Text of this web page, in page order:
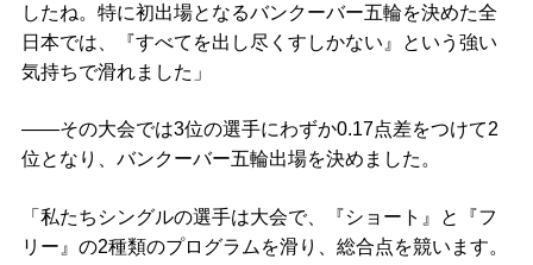
したね。特に初出場となるバンクーバー五輪を決めた全
日本では、『すべてを出し尽くすしかない』という強い
気持ちで滑れました」
――その大会では3位の選手にわずか0.17点差をつけて2
位となり、バンクーバー五輪出場を決めました。
「私たちシングルの選手は大会で、『ショート』と『フ
リー』の2種類のプログラムを滑り、総合点を競います。